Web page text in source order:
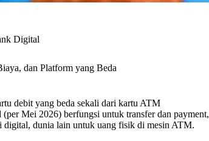
Digital
dan Platform yang Beda
debit yang beda sekali dari kartu ATM
Mei 2026) berfungsi untuk transfer dan payment,
digital, dunia lain untuk uang fisik di mesin ATM.